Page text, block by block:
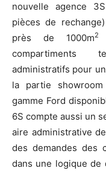
nouvelle agence
pièces de
près de 1000m2
compartiments
administratifs pour
la partie
gamme Ford
6S compte aussi un
aire administrative
des demandes des
dans une logique de